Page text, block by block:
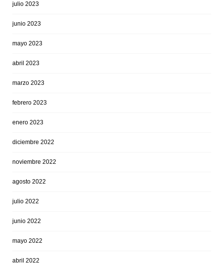
julio 2023
junio 2023
mayo 2023
abril 2023
marzo 2023
febrero 2023
enero 2023
diciembre 2022
noviembre 2022
agosto 2022
julio 2022
junio 2022
mayo 2022
abril 2022